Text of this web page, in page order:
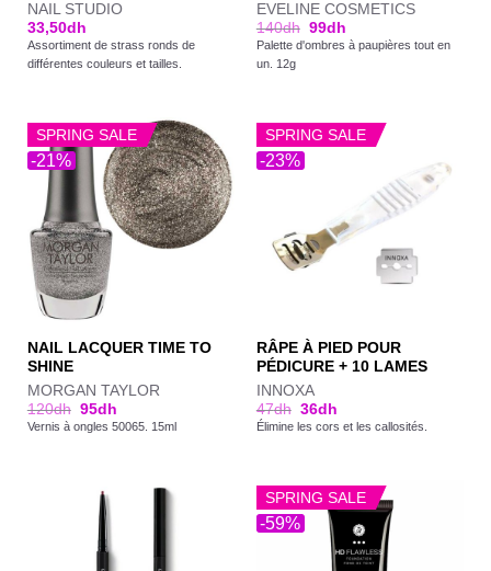
NAIL STUDIO
33,50dh
Assortiment de strass ronds de
différentes couleurs et tailles.
EVELINE COSMETICS
140dh 99dh
Palette d'ombres à paupières tout en
un. 12g
-21%
SPRING SALE
NAIL LACQUER TIME TO
SHINE
MORGAN TAYLOR
120dh 95dh
Vernis à ongles 50065. 15ml
-23%
SPRING SALE
RÂPE À PIED POUR
PÉDICURE + 10 LAMES
INNOXA
47dh 36dh
Élimine les cors et les callosités.
-59%
SPRING SALE